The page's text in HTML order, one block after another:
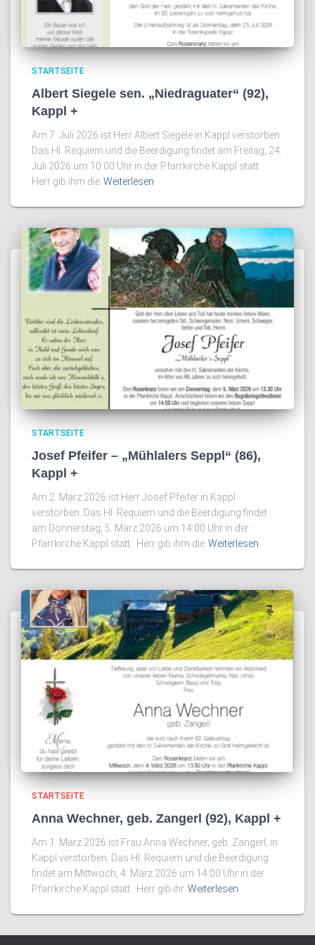
STARTSEITE
Albert Siegele sen. „Niedraguater“ (92),
Kappl +
Am 7. Juli 2026 ist Herr Albert Siegele in Kappl verstorben.
Das Hl. Requiem und die Beerdigung findet am Freitag, 24.
Juli 2026 um 10:00 Uhr in der Pfarrkirche Kappl statt.
Herr gib ihm die Weiterlesen
STARTSEITE
Josef Pfeifer – „Mühlalers Seppl“ (86),
Kappl +
Am 2. März 2026 ist Herr Josef Pfeifer in Kappl
verstorben. Das Hl. Requiem und die Beerdigung findet
am Donnerstag, 5. März 2026 um 14:00 Uhr in der
Pfarrkirche Kappl statt. Herr gib ihm die Weiterlesen
STARTSEITE
Anna Wechner, geb. Zangerl (92), Kappl +
Am 1. März 2026 ist Frau Anna Wechner, geb. Zangerl, in
Kappl verstorben. Das Hl. Requiem und die Beerdigung
findet am Mittwoch, 4. März 2026 um 14:00 Uhr in der
Pfarrkirche Kappl statt. Herr gib ihr Weiterlesen